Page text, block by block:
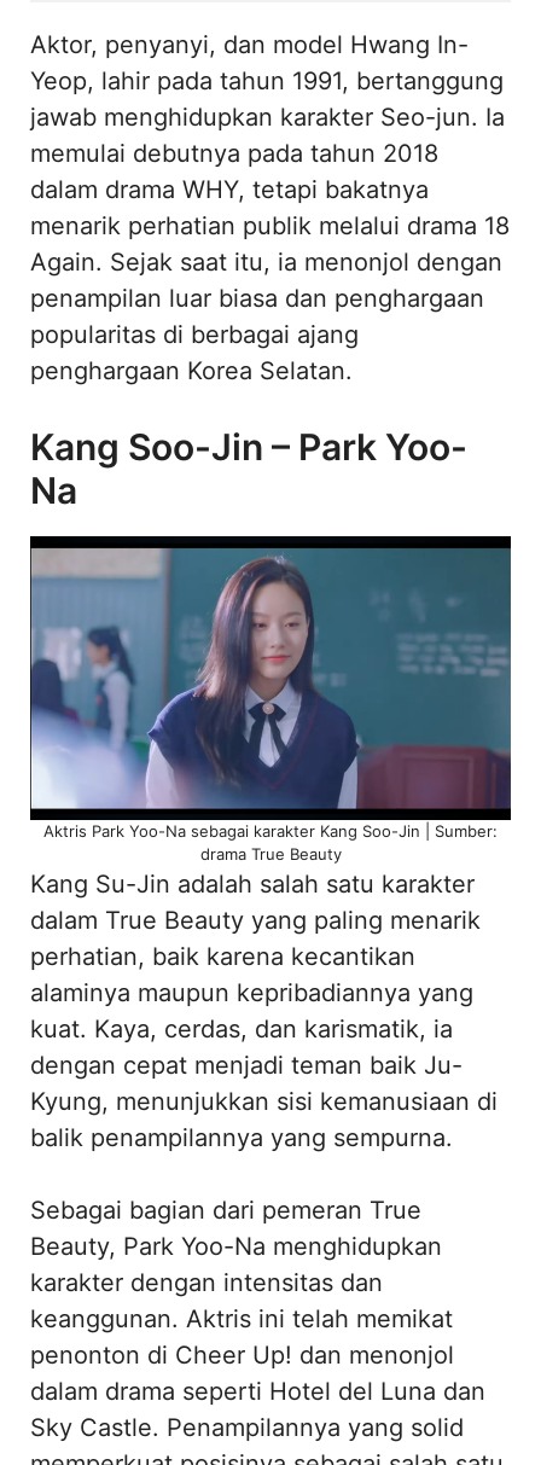
Aktor, penyanyi, dan model Hwang In-
Yeop, lahir pada tahun 1991, bertanggung
jawab menghidupkan karakter Seo-jun. Ia
memulai debutnya pada tahun 2018
dalam drama WHY, tetapi bakatnya
menarik perhatian publik melalui drama 18
Again. Sejak saat itu, ia menonjol dengan
penampilan luar biasa dan penghargaan
popularitas di berbagai ajang
penghargaan Korea Selatan.
Kang Soo-Jin – Park Yoo-
Na
Aktris Park Yoo-Na sebagai karakter Kang Soo-Jin | Sumber:
drama True Beauty
Kang Su-Jin adalah salah satu karakter
dalam True Beauty yang paling menarik
perhatian, baik karena kecantikan
alaminya maupun kepribadiannya yang
kuat. Kaya, cerdas, dan karismatik, ia
dengan cepat menjadi teman baik Ju-
Kyung, menunjukkan sisi kemanusiaan di
balik penampilannya yang sempurna.
Sebagai bagian dari pemeran True
Beauty, Park Yoo-Na menghidupkan
karakter dengan intensitas dan
keanggunan. Aktris ini telah memikat
penonton di Cheer Up! dan menonjol
dalam drama seperti Hotel del Luna dan
Sky Castle. Penampilannya yang solid